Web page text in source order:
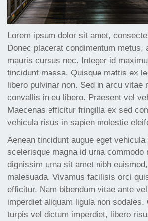
Lorem ipsum dolor sit amet,
Donec placerat condimentum metus,
mauris cursus nec. Integer id
tincidunt massa. Quisque mattis ex
libero pulvinar non. Sed in arcu vitae
convallis in eu libero. Praesent vel
Maecenas efficitur fringilla ex sed
vehicula risus in sapien molestie
Aenean tincidunt augue eget vehicula
scelerisque magna id urna commodo
dignissim urna sit amet nibh
malesuada. Vivamus facilisis orci
efficitur. Nam bibendum vitae ante
imperdiet aliquam ligula non sodales.
turpis vel dictum imperdiet, libero